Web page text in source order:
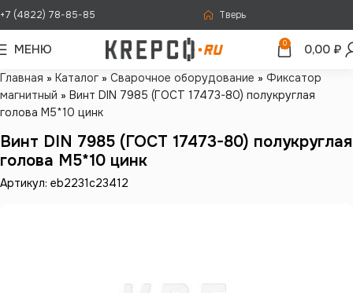
+7 (4822) 78-85-85 Тверь
МЕНЮ 0 0,00 ₽
Главная » Каталог » Сварочное оборудование » Фиксатор
магнитный » Винт DIN 7985 (ГОСТ 17473-80) полукруглая
голова М5*10 цинк
Винт DIN 7985 (ГОСТ 17473-80) полукруглая
голова М5*10 цинк
Артикул: eb2231c23412